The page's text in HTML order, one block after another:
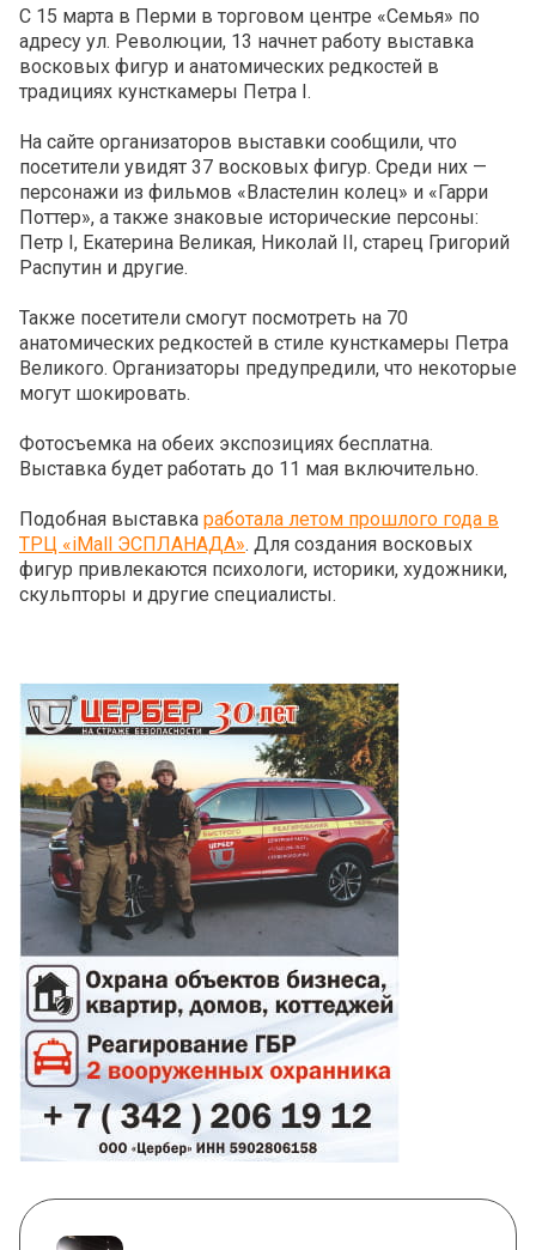
С 15 марта в Перми в торговом центре «Семья» по
адресу ул. Революции, 13 начнет работу выставка
восковых фигур и анатомических редкостей в
традициях кунсткамеры Петра I.
На сайте организаторов выставки сообщили, что
посетители увидят 37 восковых фигур. Среди них —
персонажи из фильмов «Властелин колец» и «Гарри
Поттер», а также знаковые исторические персоны:
Петр I, Екатерина Великая, Николай II, старец Григорий
Распутин и другие.
Также посетители смогут посмотреть на 70
анатомических редкостей в стиле кунсткамеры Петра
Великого. Организаторы предупредили, что некоторые
могут шокировать.
Фотосъемка на обеих экспозициях бесплатна.
Выставка будет работать до 11 мая включительно.
Подобная выставка работала летом прошлого года в
ТРЦ «iMall ЭСПЛАНАДА». Для создания восковых
фигур привлекаются психологи, историки, художники,
скульпторы и другие специалисты.